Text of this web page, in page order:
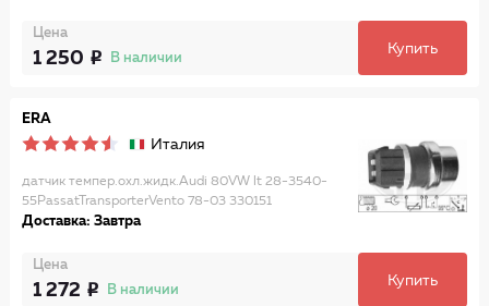
Цена
1 250 В наличии
Купить
ERA
Италия
датчик темпер.охл.жидк.Audi 80VW lt 28-3540-
55PassatTransporterVento 78-03 330151
Доставка: Завтра
Цена
1 272 В наличии
Купить